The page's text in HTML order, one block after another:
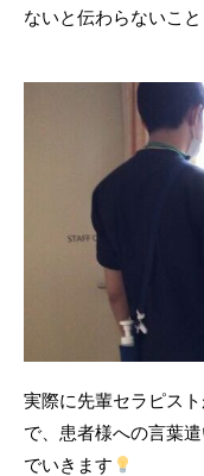
ないと伝わらないこ
実際に先輩セラピス
で、患者様への言葉
でいきます